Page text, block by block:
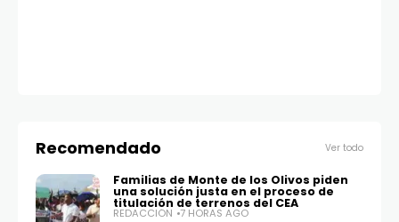
Recomendado Ver todo
Familias de Monte de los Olivos piden
una solución justa en el proceso de
titulación de terrenos del CEA
REDACCIÓN 7 HORAS AGO